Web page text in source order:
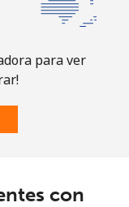
para ver
con